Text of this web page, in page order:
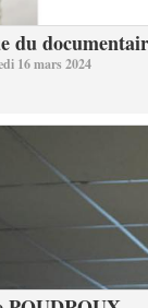
du
16 mars 2024